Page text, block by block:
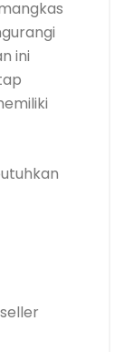
ini